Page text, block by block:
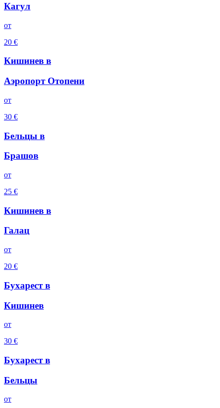
Кагул
oт
20 €
Кишинев в
Аэропорт Отопени
oт
30 €
Бельцы в
Брашов
oт
25 €
Кишинев в
Галац
oт
20 €
Бухарест в
Кишинев
oт
30 €
Бухарест в
Бельцы
oт